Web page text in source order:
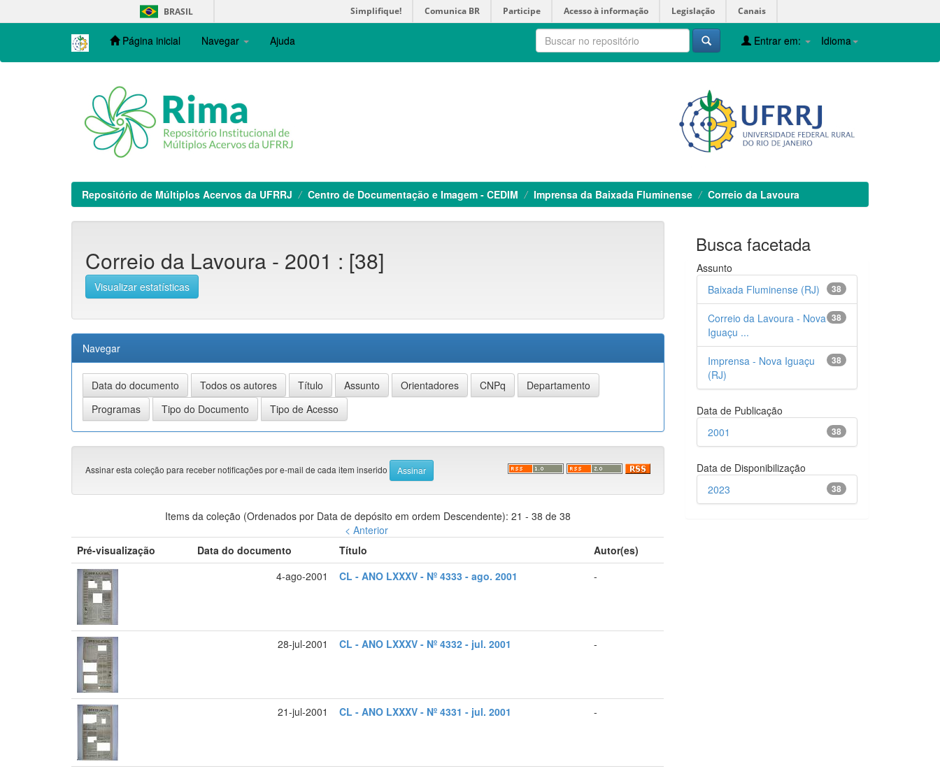
navigation
BRASIL Simplifique! Comunica BR Participe Acesso à informação Legislação Canais
Página inicial Navegar Ajuda Idioma
Entrar em:
Repositório de Múltiplos Acervos da UFRRJ Centro de Documentação e Imagem - CEDIM Imprensa da Baixada Fluminense Correio da Lavoura
Correio da Lavoura - 2001 : [38]
Visualizar estatísticas
Navegar
Assinar esta coleção para receber notificações por e-mail de cada item inserido
Items da coleção (Ordenados por Data de depósito em ordem Descendente): 21 - 38 de 38
< Anterior
Pré-visualização
Data do documento Título
Autor(es)
4-ago-2001
CL - ANO LXXXV - Nº 4333 - ago. 2001 -
28-jul-2001 CL - ANO LXXXV - Nº 4332 - jul. 2001 -
21-jul-2001 CL - ANO LXXXV - Nº 4331 - jul. 2001 -
Busca facetada
Assunto
38
Baixada Fluminense (RJ)
38
Correio da Lavoura - Nova
Iguaçu ...
38
Imprensa - Nova Iguaçu
(RJ)
Data de Publicação
38
2001
Data de Disponibilização
38
2023